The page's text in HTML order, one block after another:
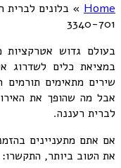
Home
»
3340-701
בעולם גדוש אטרקציות
במציאת כלים לשדרוג
שירים מתאימים תורמים
אבל מה שהופך את
לברית רעננה.
אם אתם מתעניינים
את הטוב ביותר, התקשרו: 072-3340-701 ונשמח לעזור!